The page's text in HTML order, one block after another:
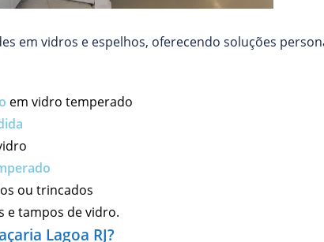
em vidros e espelhos, oferecendo soluções
em vidro temperado
ou trincados
e tampos de vidro.
Lagoa RJ?